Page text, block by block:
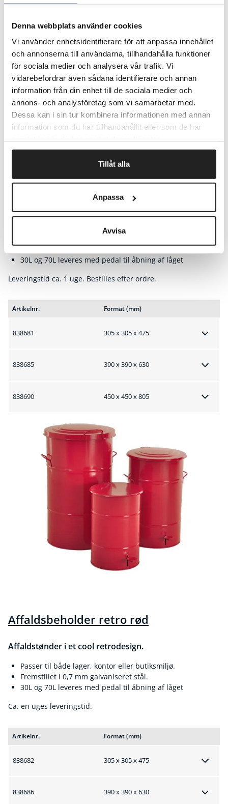
Denna webbplats använder cookies
Vi använder enhetsidentifierare för att anpassa innehållet
och annonserna till användarna, tillhandahålla funktioner
för sociala medier och analysera vår trafik. Vi
vidarebefordrar även sådana identifierare och annan
information från din enhet till de sociala medier och
annons- och analysföretag som vi samarbetar med.
Dessa kan i sin tur kombinera informationen med annan
information som du har tillhandahållit eller som de har
Tillåt alla
Anpassa
Avvisa
Affaldsbeholder Retro Galvaniseret
Affaldstønder i et cool retrodesign.
Fremstillet i 0,7 mm galvaniseret stål.
30L og 70L leveres med pedal til åbning af låget
Leveringstid ca. 1 uge. Bestilles efter ordre.
Artikelnr. Format (mm)
838681 305 x 305 x 475
838685 390 x 390 x 630
838690 450 x 450 x 805
Affaldsbeholder retro rød
Affaldstønder i et cool retrodesign.
Passer til både lager, kontor eller butiksmiljø.
Fremstillet i 0,7 mm galvaniseret stål.
30L og 70L leveres med pedal til åbning af låget
Ca. en uges leveringstid.
Artikelnr. Format (mm)
838682 305 x 305 x 475
838686 390 x 390 x 630